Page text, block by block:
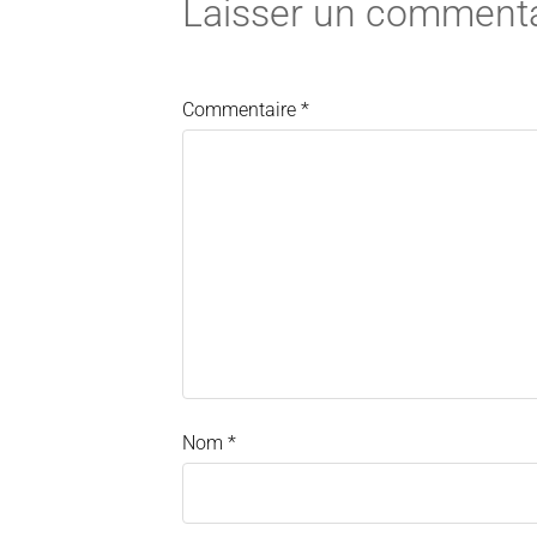
Laisser un
Commentaire *
Nom *